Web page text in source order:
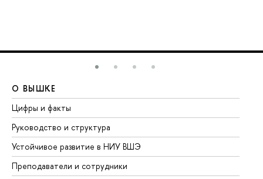
О ВЫШКЕ
Цифры и факты
Руководство и структура
Устойчивое развитие в НИУ ВШЭ
Преподаватели и сотрудники